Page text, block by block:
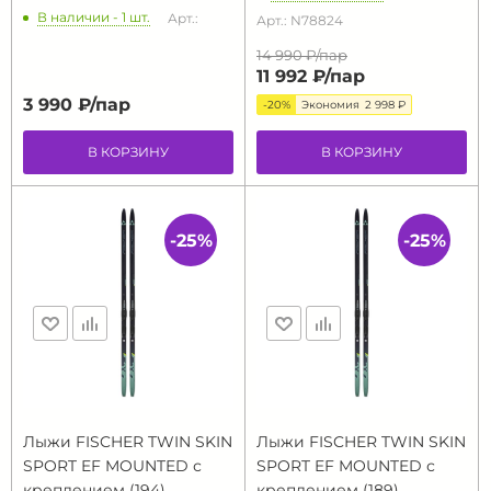
В наличии - 1 шт. Арт.:
3 990 ₽/пар
В КОРЗИНУ
Арт.: N78824
14 990 ₽/пар
11 992 ₽/пар
-20% Экономия 2 998 ₽
В КОРЗИНУ
Лыжи FISCHER TWIN SKIN
SPORT EF MOUNTED с
-25%
Лыжи FISCHER TWIN SKIN
SPORT EF MOUNTED с
-25%